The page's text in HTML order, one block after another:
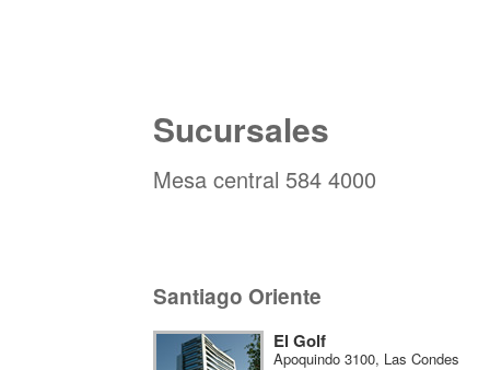
Sucursales
Mesa central 584 4000
Santiago Oriente
El Golf
Apoquindo 3100, Las Condes